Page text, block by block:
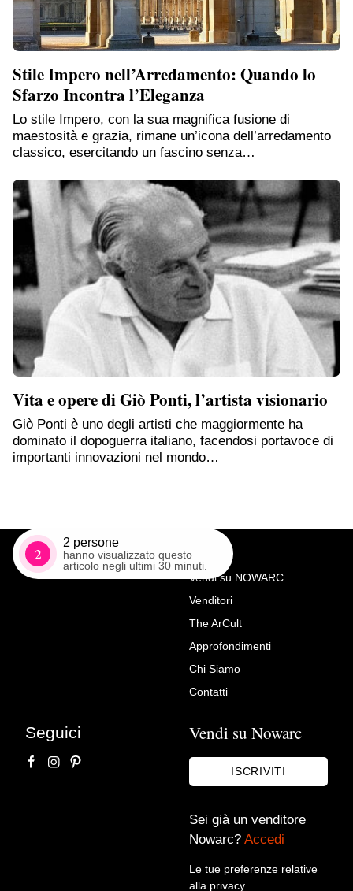
Stile Impero nell’Arredamento: Quando lo
Sfarzo Incontra l’Eleganza
Lo stile Impero, con la sua magnifica fusione di
maestosità e grazia, rimane un’icona dell’arredamento
classico, esercitando un fascino senza…
Vita e opere di Giò Ponti, l’artista visionario
Giò Ponti è uno degli artisti che maggiormente ha
dominato il dopoguerra italiano, facendosi portavoce di
importanti innovazioni nel mondo…
2
2 persone
hanno visualizzato questo
articolo negli ultimi 30 minuti.
Richiedi Maggiori Info su
Scultura smaltata
Torlo Centro Antico SRL
Accetto le condizioni sullaprivacy policy*.
Vendi su NOWARC
Venditori
The ArCult
Approfondimenti
Chi Siamo
Contatti
Seguici Vendi su Nowarc
ISCRIVITI
Sei già un venditore
Nowarc? Accedi
Le tue preferenze relative
alla privacy